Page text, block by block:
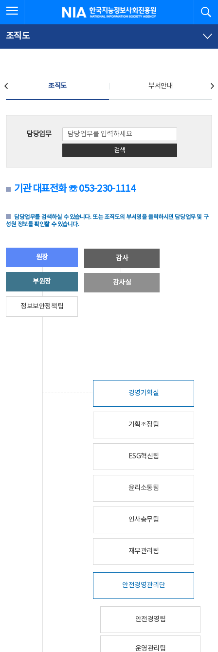
문
로
가
체
뉴
바
가
한국지능정보사회진흥원
조직도
조직도 부서안내
담당업무
검색
기관 대표전화 ☏ 053-230-1114
담당업무를 검색하실 수 있습니다. 또는 조직도의 부서명을 클릭하시면 담당업무 및 구
성원 정보를 확인할 수 있습니다.
원장
부원장
정보보안정책팀
감사
감사실
경영기획실
기획조정팀
ESG혁신팀
윤리소통팀
인사총무팀
재무관리팀
안전경영관리단
안전경영팀
운영관리팀